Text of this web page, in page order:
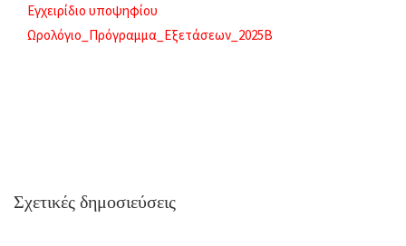
Εγχειρίδιο υποψηφίου
Ωρολόγιο_Πρόγραμμα_Εξετάσεων_2025B
Σχετικές δημοσιεύσεις